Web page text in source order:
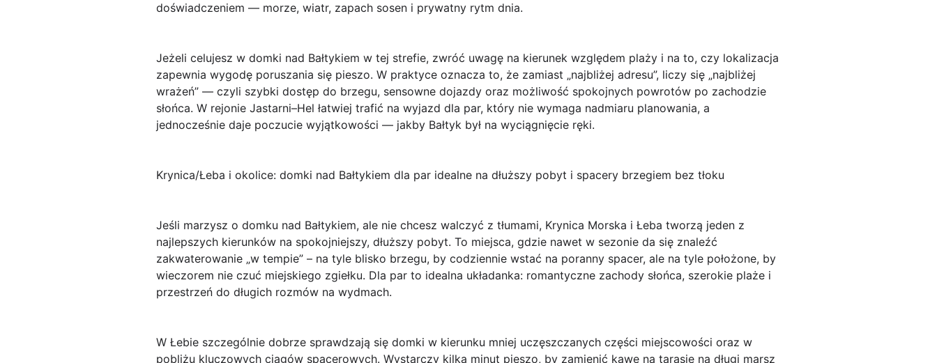
doświadczeniem — morze, wiatr, zapach sosen i prywatny rytm dnia.
Jeżeli celujesz w domki nad Bałtykiem w tej strefie, zwróć uwagę na kierunek względem plaży i na to, czy lokalizacja
zapewnia wygodę poruszania się pieszo. W praktyce oznacza to, że zamiast „najbliżej adresu”, liczy się „najbliżej
wrażeń” — czyli szybki dostęp do brzegu, sensowne dojazdy oraz możliwość spokojnych powrotów po zachodzie
słońca. W rejonie Jastarni–Hel łatwiej trafić na wyjazd dla par, który nie wymaga nadmiaru planowania, a
jednocześnie daje poczucie wyjątkowości — jakby Bałtyk był na wyciągnięcie ręki.
Krynica/Łeba i okolice: domki nad Bałtykiem dla par idealne na dłuższy pobyt i spacery brzegiem bez tłoku
Jeśli marzysz o domku nad Bałtykiem, ale nie chcesz walczyć z tłumami, Krynica Morska i Łeba tworzą jeden z
najlepszych kierunków na spokojniejszy, dłuższy pobyt. To miejsca, gdzie nawet w sezonie da się znaleźć
zakwaterowanie „w tempie” – na tyle blisko brzegu, by codziennie wstać na poranny spacer, ale na tyle położone, by
wieczorem nie czuć miejskiego zgiełku. Dla par to idealna układanka: romantyczne zachody słońca, szerokie plaże i
przestrzeń do długich rozmów na wydmach.
W Łebie szczególnie dobrze sprawdzają się domki w kierunku mniej uczęszczanych części miejscowości oraz w
pobliżu kluczowych ciągów spacerowych. Wystarczy kilka minut pieszo, by zamienić kawę na tarasie na długi marsz